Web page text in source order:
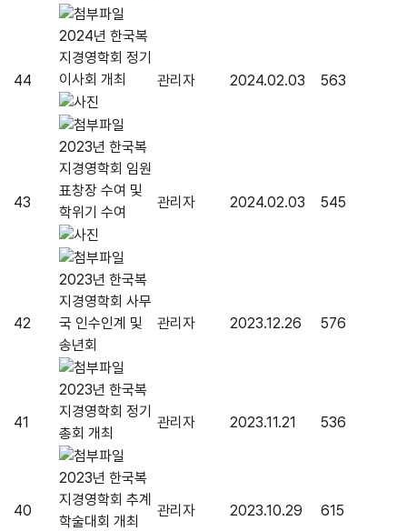
44
2024년 한국복
지경영학회 정기
이사회 개최
관리자 2024.02.03 563
43
2023년 한국복
지경영학회 임원
표창장 수여 및
학위기 수여
관리자 2024.02.03 545
42
2023년 한국복
지경영학회 사무
국 인수인계 및
송년회
관리자 2023.12.26 576
41
2023년 한국복
지경영학회 정기
총회 개최
관리자 2023.11.21 536
40
2023년 한국복
지경영학회 추계
학술대회 개최
관리자 2023.10.29 615